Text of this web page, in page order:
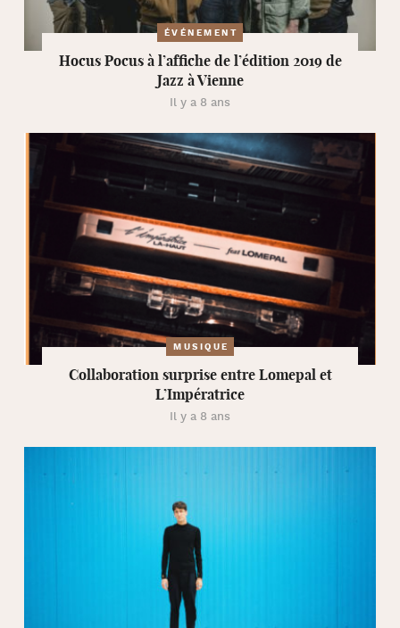
ÉVÉNEMENT
Hocus Pocus à l’affiche de l’édition 2019 de
Jazz à Vienne
Il y a 8 ans
MUSIQUE
Collaboration surprise entre Lomepal et
L’Impératrice
Il y a 8 ans